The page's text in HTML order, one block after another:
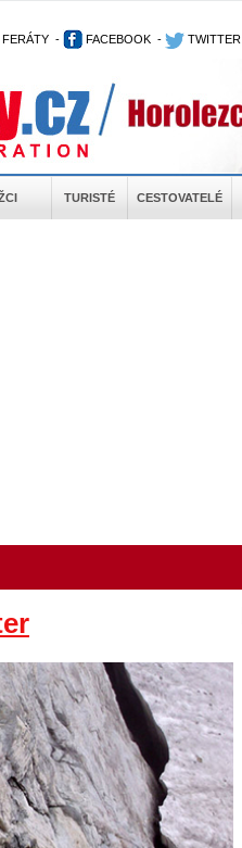
FERÁTY - FACEBOOK - TWITTER
TURISTÉ CESTOVATELÉ